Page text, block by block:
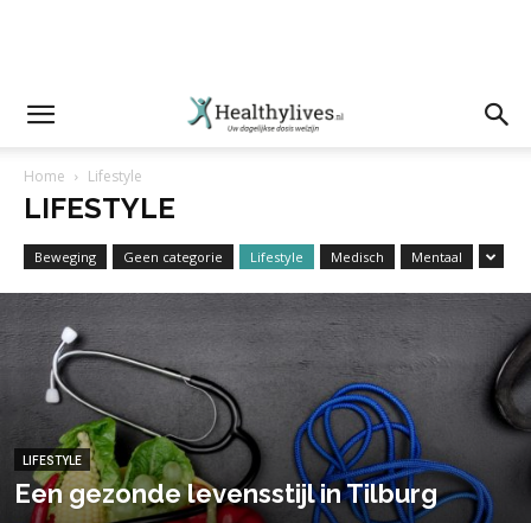
Home Lifestyle
LIFESTYLE
Beweging Geen categorie Lifestyle Medisch Mentaal
LIFESTYLE
Een gezonde levensstijl in Tilburg